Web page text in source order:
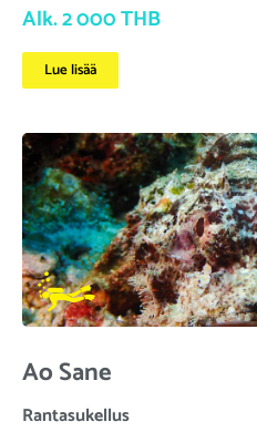
Alk. 2 000 THB
Lue lisää
Ao Sane
Rantasukellus